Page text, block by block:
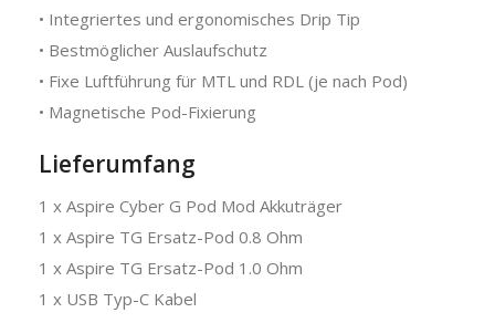
• Integriertes und ergonomisches Drip Tip
• Bestmöglicher Auslaufschutz
• Fixe Luftführung für MTL und RDL (je nach Pod)
• Magnetische Pod-Fixierung
Lieferumfang
1 x Aspire Cyber G Pod Mod Akkuträger
1 x Aspire TG Ersatz-Pod 0.8 Ohm
1 x Aspire TG Ersatz-Pod 1.0 Ohm
1 x USB Typ-C Kabel